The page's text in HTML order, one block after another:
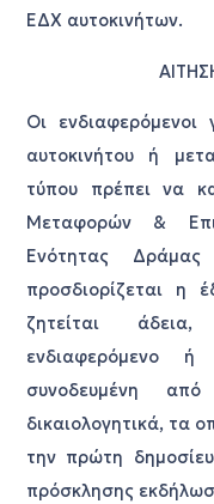
ΕΔΧ αυτοκινήτων.
Οι
αυτοκινήτου ή
τύπου πρέπει να
Μεταφορών &
Ενότητας
προσδιορίζεται η
ζητείται
ενδιαφερόμενο
συνοδευμένη
δικαιολογητικά, τα
την πρώτη
πρόσκλησης